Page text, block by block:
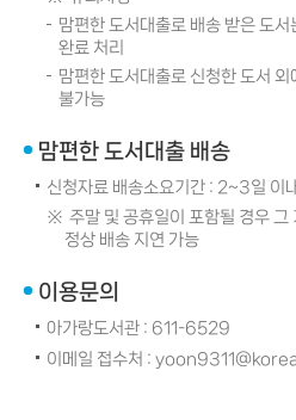
맘편한 도서대출로 배송 받은 도
완료 처리
맘편한 도서대출로 신청한 도서
불가능
맘편한 도서대출 배송
신청자료 배송소요기간 : 2~3일 이
주말 및 공휴일이 포함될 경우
정상 배송 지연 가능
이용문의
아가랑도서관 : 611-6529
이메일 접수처 :